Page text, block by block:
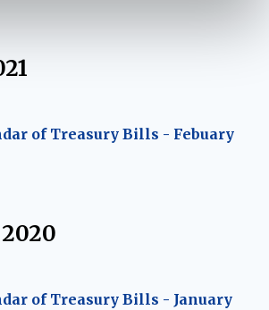
of Treasury Bills - Febuary
of Treasury Bills - January